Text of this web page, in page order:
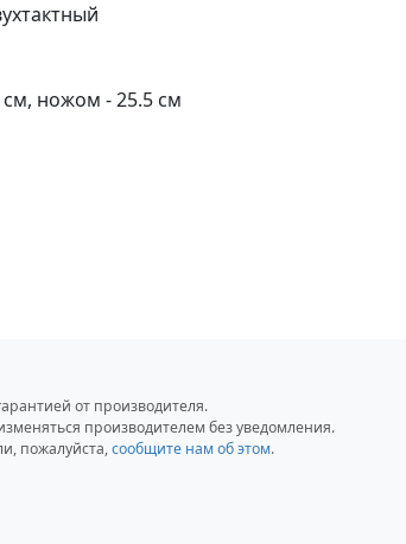
ножом - 25.5 см
от производителя.
производителем без уведомления.
пожалуйста,сообщите нам об этом.